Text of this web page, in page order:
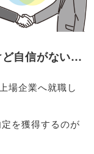
ど自信がない…
場企業へ就職し
定を獲得するのが